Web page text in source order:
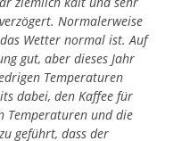
Normalerweise
Wetter normal ist. Auf
gut, aber dieses Jahr
Temperaturen
dabei, den Kaffee für
Temperaturen und die
geführt, dass der